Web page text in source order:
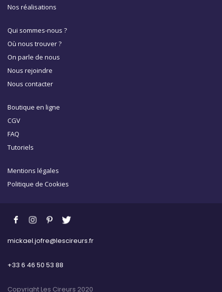
Nos réalisations
Qui sommes-nous ?
Où nous trouver ?
On parle de nous
Nous rejoindre
Nous contacter
Boutique en ligne
CGV
FAQ
Tutoriels
Mentions légales
Politique de Cookies
mickael.jofre@lescireurs.fr
+33 6 46 50 53 88
Copyright Les Cireurs 2020